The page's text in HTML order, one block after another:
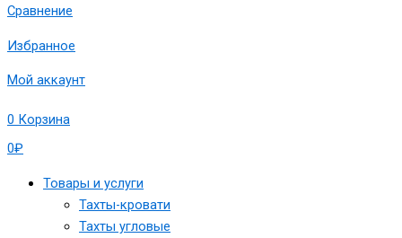
Сравнение
Избранное
Мой аккаунт
0₽
0 Корзина
Товары и услуги
Тахты-кровати
Тахты угловые